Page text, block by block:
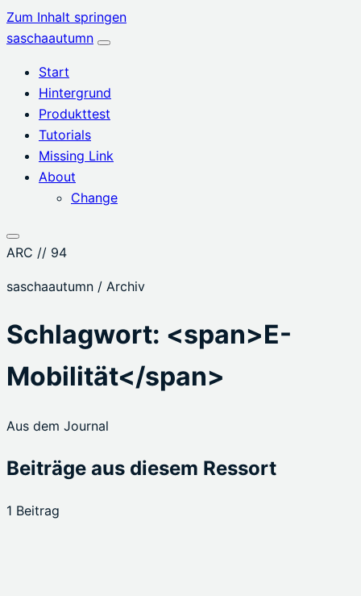
Zum Inhalt springen
saschaautumn
Menü
Start
Hintergrund
Produkttest
Tutorials
Missing Link
About
Change
ARC // 94
saschaautumn / Archiv
Schlagwort: <span>E-
Mobilität</span>
Aus dem Journal
Beiträge aus diesem Ressort
1 Beitrag